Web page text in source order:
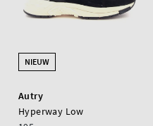
NIEUW
Autry
Hyperway Low